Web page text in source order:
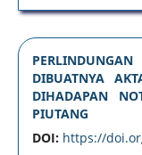
DIBUATNYA
DIHADAPAN
PIUTANG
DOI: https://